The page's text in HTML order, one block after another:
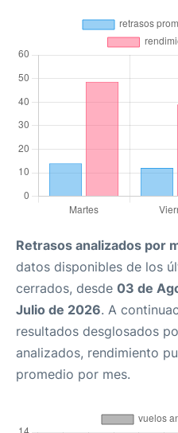
Retrasos analizados por
datos disponibles de los
cerrados, desde 03 de
Julio de 2026. A
resultados desglosados
analizados, rendimiento
promedio por mes.